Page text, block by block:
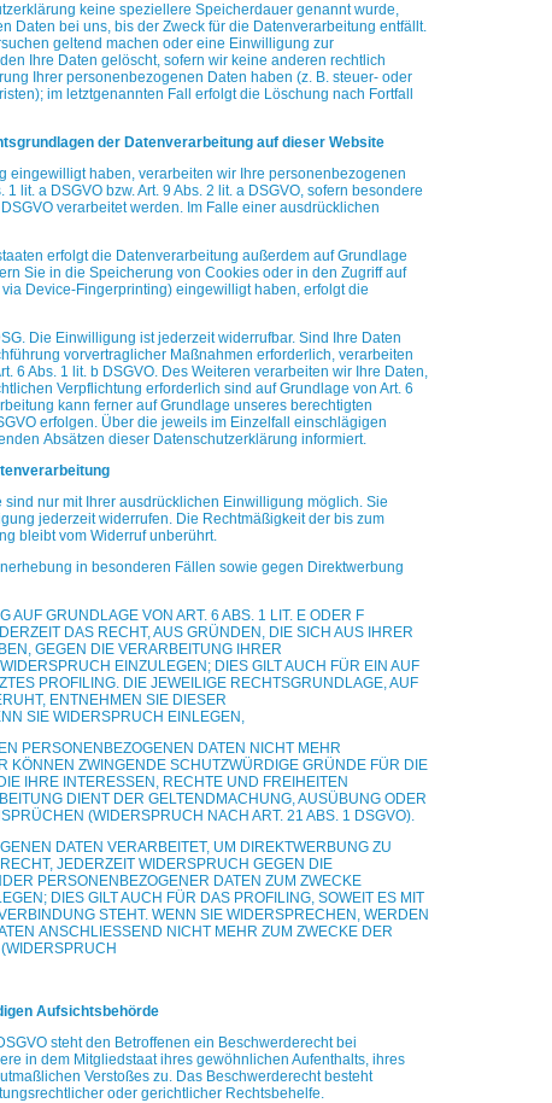
keine speziellere Speicherdauer genannt wurde,
Daten bei uns, bis der Zweck für die Datenverarbeitung entfällt.
geltend machen oder eine Einwilligung zur
Ihre Daten gelöscht, sofern wir keine anderen rechtlich
Ihrer personenbezogenen Daten haben (z. B. steuer- oder
im letztgenannten Fall erfolgt die Löschung nach Fortfall
der Datenverarbeitung auf dieser Website
eingewilligt haben, verarbeiten wir Ihre personenbezogenen
1 lit. a DSGVO bzw. Art. 9 Abs. 2 lit. a DSGVO, sofern besondere
verarbeitet werden. Im Falle einer ausdrücklichen
erfolgt die Datenverarbeitung außerdem auf Grundlage
Sie in die Speicherung von Cookies oder in den Zugriff auf
via Device-Fingerprinting) eingewilligt haben, erfolgt die
Die Einwilligung ist jederzeit widerrufbar. Sind Ihre Daten
vorvertraglicher Maßnahmen erforderlich, verarbeiten
6 Abs. 1 lit. b DSGVO. Des Weiteren verarbeiten wir Ihre Daten,
Verpflichtung erforderlich sind auf Grundlage von Art. 6
kann ferner auf Grundlage unseres berechtigten
erfolgen. Über die jeweils im Einzelfall einschlägigen
Absätzen dieser Datenschutzerklärung informiert.
nur mit Ihrer ausdrücklichen Einwilligung möglich. Sie
jederzeit widerrufen. Die Rechtmäßigkeit der bis zum
bleibt vom Widerruf unberührt.
in besonderen Fällen sowie gegen Direktwerbung
AUF GRUNDLAGE VON ART. 6 ABS. 1 LIT. E ODER F
DAS RECHT, AUS GRÜNDEN, DIE SICH AUS IHRER
GEGEN DIE VERARBEITUNG IHRER
WIDERSPRUCH EINZULEGEN; DIES GILT AUCH FÜR EIN AUF
PROFILING. DIE JEWEILIGE RECHTSGRUNDLAGE, AUF
ENTNEHMEN SIE DIESER
SIE WIDERSPRUCH EINLEGEN,
PERSONENBEZOGENEN DATEN NICHT MEHR
KÖNNEN ZWINGENDE SCHUTZWÜRDIGE GRÜNDE FÜR DIE
IHRE INTERESSEN, RECHTE UND FREIHEITEN
DIENT DER GELTENDMACHUNG, AUSÜBUNG ODER
(WIDERSPRUCH NACH ART. 21 ABS. 1 DSGVO).
DATEN VERARBEITET, UM DIREKTWERBUNG ZU
JEDERZEIT WIDERSPRUCH GEGEN DIE
PERSONENBEZOGENER DATEN ZUM ZWECKE
DIES GILT AUCH FÜR DAS PROFILING, SOWEIT ES MIT
STEHT. WENN SIE WIDERSPRECHEN, WERDEN
ANSCHLIESSEND NICHT MEHR ZUM ZWECKE DER
Aufsichtsbehörde
steht den Betroffenen ein Beschwerderecht bei
in dem Mitgliedstaat ihres gewöhnlichen Aufenthalts, ihres
Verstoßes zu. Das Beschwerderecht besteht
oder gerichtlicher Rechtsbehelfe.